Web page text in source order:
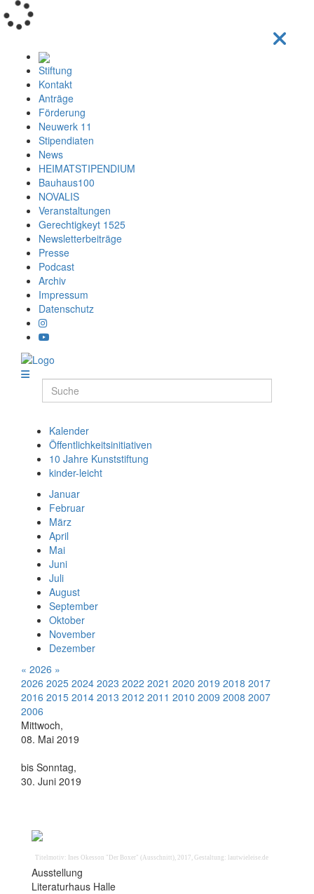
Stiftung
Kontakt
Anträge
Förderung
Neuwerk 11
Stipendiaten
News
HEIMATSTIPENDIUM
Bauhaus100
NOVALIS
Veranstaltungen
Gerechtigkeyt 1525
Newsletterbeiträge
Presse
Podcast
Archiv
Impressum
Datenschutz
Kalender
Öffentlichkeitsinitiativen
10 Jahre Kunststiftung
kinder-leicht
Januar
Februar
März
April
Mai
Juni
Juli
August
September
Oktober
November
Dezember
« 2026 »
2026 2025 2024 2023 2022 2021 2020 2019 2018 2017
2016 2015 2014 2013 2012 2011 2010 2009 2008 2007
2006
Mittwoch,
08. Mai 2019
bis Sonntag,
30. Juni 2019
Titelmotiv: Ines Okesson "Der Boxer" (Ausschnitt), 2017, Gestaltung: lautwieleise.de
Ausstellung
Literaturhaus Halle